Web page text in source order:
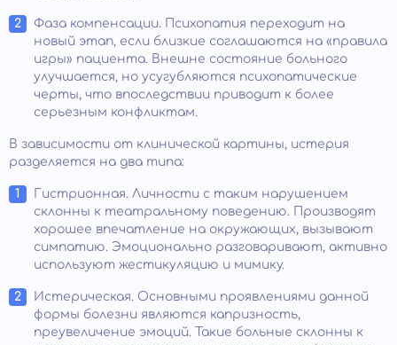
Фаза компенсации. Психопатия переходит на
новый этап, если близкие соглашаются на «правила
игры» пациента. Внешне состояние больного
улучшается, но усугубляются психопатические
черты, что впоследствии приводит к более
серьезным конфликтам.
В зависимости от клинической картины, истерия
разделяется на два типа:
Гистрионная. Личности с таким нарушением
склонны к театральному поведению. Производят
хорошее впечатление на окружающих, вызывают
симпатию. Эмоционально разговаривают, активно
используют жестикуляцию и мимику.
Истерическая. Основными проявлениями данной
формы болезни являются капризность,
преувеличение эмоций. Такие больные склонны к